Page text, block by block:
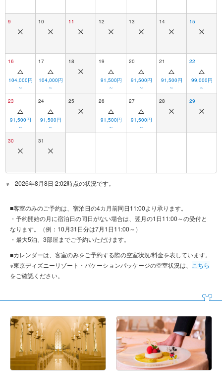
9 10 11 12 13 14 15
16
104,000円
～
17
104,000円
～
18 19
91,500円
～
20
91,500円
～
21
91,500円
～
22
99,000円
～
23
91,500円
～
24
91,500円
～
25 26
91,500円
～
27
91,500円
～
28 29
30 31
2026年8月8日 2:02時点の状況です。
■客室のみのご予約は、宿泊日の4カ月前同日11:00より承ります。
・予約開始の月に宿泊日の同日がない場合は、翌月の1日11:00～の受付と
なります。（例：10月31日分は7月1日11:00～）
・最大5泊、3部屋までご予約いただけます。
■カレンダーは、客室のみをご予約する際の空室状況/料金を表しています。
※東京ディズニーリゾート・バケーションパッケージの空室状況は、
こちら
をご確認ください。